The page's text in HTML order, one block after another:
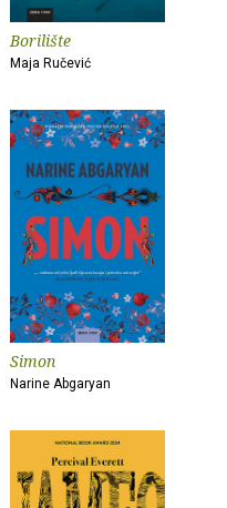
Borilište
Maja Ručević
Simon
Narine Abgaryan